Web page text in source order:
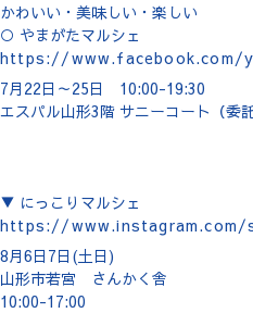
かわいい・美味しい・楽しい
○ やまがたマルシェ
https://www.facebook.com/
7月22日～25日 10:00-19:30
エスパル山形3階 サニーコート（委
▼ にっこりマルシェ
https://www.instagram.com/
8月6日7日(土日)
山形市若宮 さんかく舎
10:00-17:00